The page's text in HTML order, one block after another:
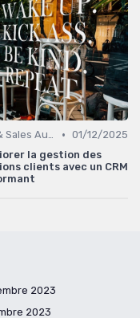
CRM & Sales Automation • 01/12/2025
la gestion des
clients avec un CRM
2023
2023